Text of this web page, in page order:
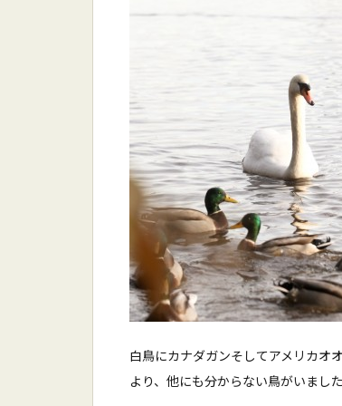
白鳥にカナダガンそしてアメリカオ
より、他にも分からない鳥がいまし